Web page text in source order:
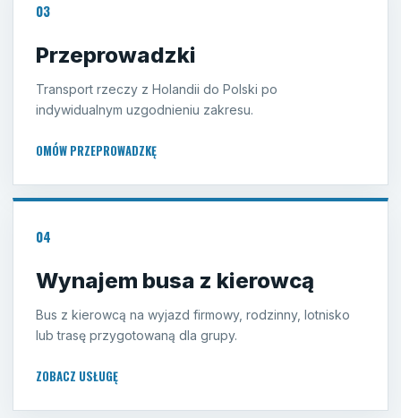
03
Przeprowadzki
Transport rzeczy z Holandii do Polski po
indywidualnym uzgodnieniu zakresu.
OMÓW PRZEPROWADZKĘ
04
Wynajem busa z kierowcą
Bus z kierowcą na wyjazd firmowy, rodzinny, lotnisko
lub trasę przygotowaną dla grupy.
ZOBACZ USŁUGĘ